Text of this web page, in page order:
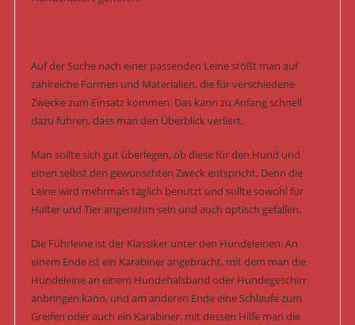
Auf der Suche nach einer passenden Leine stößt man auf
zahlreiche Formen und Materialien, die für verschiedene
Zwecke zum Einsatz kommen. Das kann zu Anfang schnell
dazu führen, dass man den Überblick verliert.
Man sollte sich gut überlegen, ob diese für den Hund und
einen selbst den gewünschten Zweck entspricht. Denn die
Leine wird mehrmals täglich benutzt und sollte sowohl für
Halter und Tier angenehm sein und auch optisch gefallen.
Die Führleine ist der Klassiker unter den Hundeleinen. An
einem Ende ist ein Karabiner angebracht, mit dem man die
Hundeleine an einem Hundehalsband oder Hundegeschirr
anbringen kann, und am anderen Ende eine Schlaufe zum
Greifen oder auch ein Karabiner, mit dessen Hilfe man die